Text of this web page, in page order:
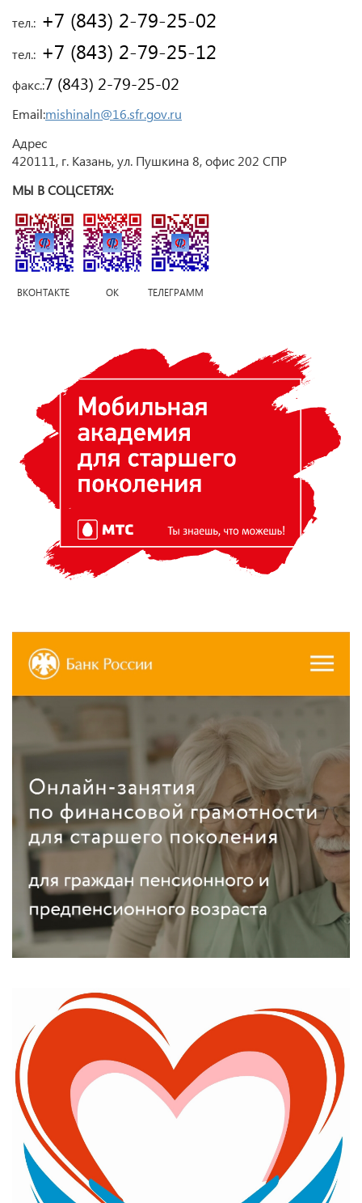
тел.: +7 (843) 2-79-25-02
тел.: +7 (843) 2-79-25-12
факс.:7 (843) 2-79-25-02
Email:mishinaln@16.sfr.gov.ru
Адрес
420111, г. Казань, ул. Пушкина 8, офис 202 СПР
МЫ В СОЦСЕТЯХ:
ВКОНТАКТЕ ОК ТЕЛЕГРАММ